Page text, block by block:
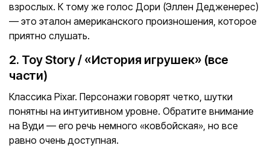
взрослых. К тому же голос Дори (Эллен Дедженерес)
— это эталон американского произношения, которое
приятно слушать.
2. Toy Story / «История игрушек» (все
части)
Классика Pixar. Персонажи говорят четко, шутки
понятны на интуитивном уровне. Обратите внимание
на Вуди — его речь немного «ковбойская», но все
равно очень доступная.